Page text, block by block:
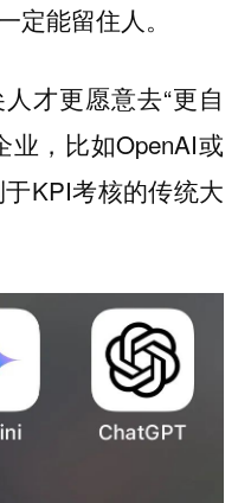
定能留住人。
才更愿意去“更自
业，比如OpenAI或
KPI考核的传统大